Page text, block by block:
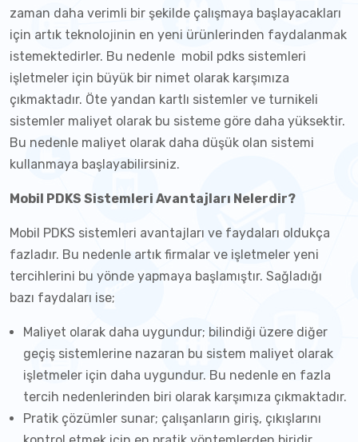
zaman daha verimli bir şekilde çalışmaya başlayacakları
için artık teknolojinin en yeni ürünlerinden faydalanmak
istemektedirler. Bu nedenle mobil pdks sistemleri
işletmeler için büyük bir nimet olarak karşımıza
çıkmaktadır. Öte yandan kartlı sistemler ve turnikeli
sistemler maliyet olarak bu sisteme göre daha yüksektir.
Bu nedenle maliyet olarak daha düşük olan sistemi
kullanmaya başlayabilirsiniz.
Mobil PDKS Sistemleri Avantajları Nelerdir?
Mobil PDKS sistemleri avantajları ve faydaları oldukça
fazladır. Bu nedenle artık firmalar ve işletmeler yeni
tercihlerini bu yönde yapmaya başlamıştır. Sağladığı
bazı faydaları ise;
Maliyet olarak daha uygundur; bilindiği üzere diğer
geçiş sistemlerine nazaran bu sistem maliyet olarak
işletmeler için daha uygundur. Bu nedenle en fazla
tercih nedenlerinden biri olarak karşımıza çıkmaktadır.
Pratik çözümler sunar; çalışanların giriş, çıkışlarını